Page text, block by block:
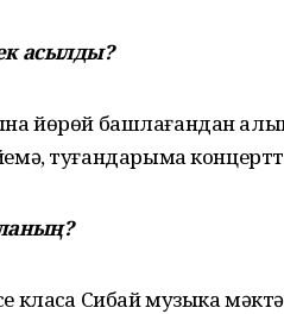
асылды?
йөрөй башлағандан
туғандарыма
Сибай музыка